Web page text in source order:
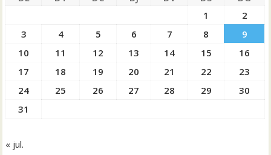
1
2
3
4 5 6 7 8
9
10
11 12 13 14 15
16
17
18 19 20 21 22
23
24
25 26 27 28 29
30
31
« jul.